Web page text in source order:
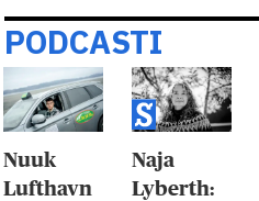
PODCASTI
Nuuk
Lufthavn
Naja
Lyberth: